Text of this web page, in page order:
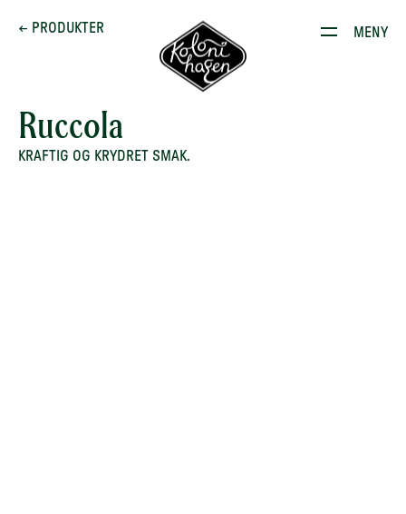
← PRODUKTER MENY
Dette brenner vi for
Produkter
E-stoffguiden
Ruccola
KRAFTIG OG KRYDRET SMAK.